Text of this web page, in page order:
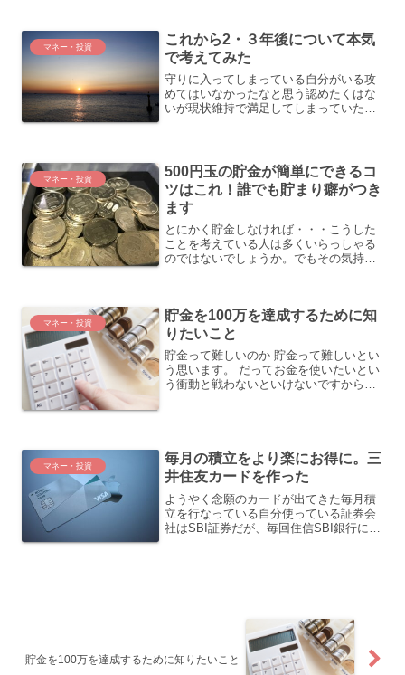
はざっとこんな感じ。・投...
マネー・投資
これから2・３年後について本気
で考えてみた
守りに入ってしまっている自分がいる攻
めてはいなかったなと思う認めたくはな
いが現状維持で満足してしまっていたか
のコロナコロナで世の中が...
マネー・投資
500円玉の貯金が簡単にできるコ
ツはこれ！誰でも貯まり癖がつき
ます
とにかく貯金しなければ・・・こうした
ことを考えている人は多くいらっしゃる
のではないでしょうか。でもその気持ち
て、また貯めては使っての...
マネー・投資
貯金を100万を達成するために知
りたいこと
貯金って難しいのか 貯金って難しいとい
う思います。 だってお金を使いたいとい
う衝動と戦わないといけないですから
マネー・投資
毎月の積立をより楽にお得に。三
井住友カードを作った
ようやく念願のカードが出てきた毎月積
立を行なっている自分使っている証券会
社はSBI証券だが、毎回住信SBI銀行に入
貯金を100万を達成するために知りたいこと